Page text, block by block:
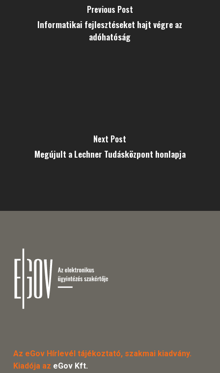
Previous Post
Informatikai fejlesztéseket hajt végre az
adóhatóság
Next Post
Megújult a Lechner Tudásközpont honlapja
Az eGov Hírlevél tájékoztató, szakmai kiadvány.
Kiadója az eGov Kft.